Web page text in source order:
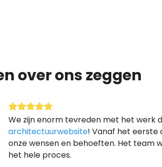
over ons zeggen
We zijn enorm tevreden met het werk
architectuurwebsite! Vanaf het eerste
onze wensen en behoeften. Het team
het hele proces.